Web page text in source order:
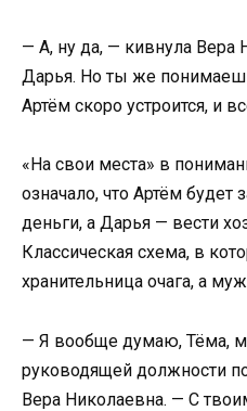
— А, ну да, — кивнула
Дарья. Но ты же
Артём скоро устроится, и
«На свои места» в
означало, что Артём будет
деньги, а Дарья — вести
Классическая схема, в
хранительница очага, а
— Я вообще думаю, Тёма,
руководящей должности
Вера Николаевна. — С